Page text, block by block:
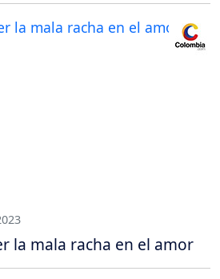
la mala racha en el amor